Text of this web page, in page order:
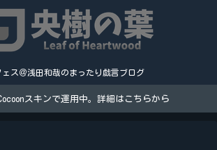
ェス＠浅田和哉のまったり戯言ブログ
スキンで運用中。詳細はこちらから